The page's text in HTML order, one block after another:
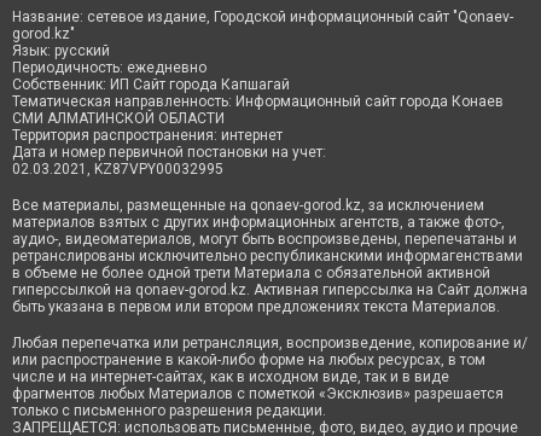
Название: сетевое издание, Городской информационный сайт "Qonaev-
gorod.kz"
Язык: русский
Периодичность: ежедневно
Собственник: ИП Сайт города Капшагай
Тематическая направленность: Информационный сайт города Конаев
СМИ АЛМАТИНСКОЙ ОБЛАСТИ
Территория распространения: интернет
Дата и номер первичной постановки на учет:
02.03.2021, KZ87VPY00032995
Все материалы, размещенные на qonaev-gorod.kz, за исключением
материалов взятых с других информационных агентств, а также фото-,
аудио-, видеоматериалов, могут быть воспроизведены, перепечатаны и
ретранслированы исключительно республиканскими информагенствами
в объеме не более одной трети Материала с обязательной активной
гиперссылкой на qonaev-gorod.kz. Активная гиперссылка на Сайт должна
быть указана в первом или втором предложениях текста Материалов.
Любая перепечатка или ретрансляция, воспроизведение, копирование и/
или распространение в какой-либо форме на любых ресурсах, в том
числе и на интернет-сайтах, как в исходном виде, так и в виде
фрагментов любых Материалов с пометкой «Эксклюзив» разрешается
только с письменного разрешения редакции.
ЗАПРЕЩАЕТСЯ: использовать письменные, фото, видео, аудио и прочие